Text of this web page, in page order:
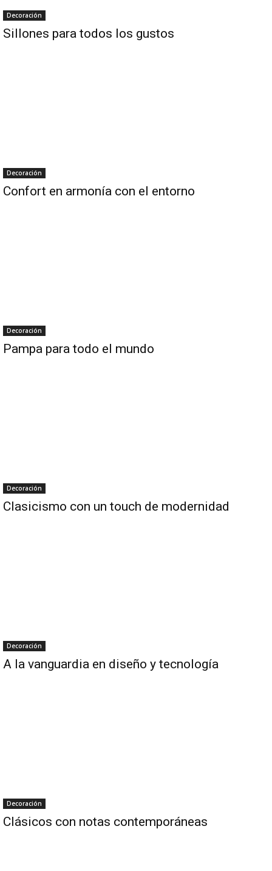
Decoración
Sillones para todos los gustos
Decoración
Confort en armonía con el entorno
Decoración
Pampa para todo el mundo
Decoración
Clasicismo con un touch de modernidad
Decoración
A la vanguardia en diseño y tecnología
Decoración
Clásicos con notas contemporáneas